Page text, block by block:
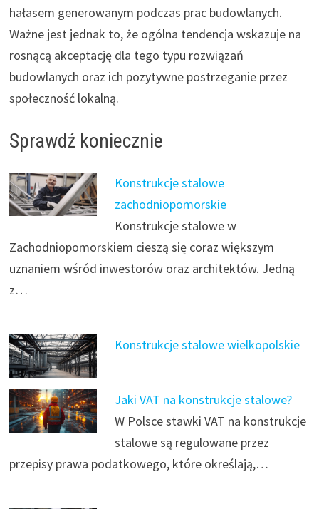
hałasem generowanym podczas prac budowlanych.
Ważne jest jednak to, że ogólna tendencja wskazuje na
rosnącą akceptację dla tego typu rozwiązań
budowlanych oraz ich pozytywne postrzeganie przez
społeczność lokalną.
Sprawdź koniecznie
Konstrukcje stalowe
zachodniopomorskie
Konstrukcje stalowe w
Zachodniopomorskiem cieszą się coraz większym
uznaniem wśród inwestorów oraz architektów. Jedną
z…
Konstrukcje stalowe wielkopolskie
Jaki VAT na konstrukcje stalowe?
W Polsce stawki VAT na konstrukcje
stalowe są regulowane przez
przepisy prawa podatkowego, które określają,…